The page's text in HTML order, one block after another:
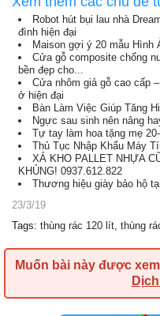
Robot hút bụi lau nhà
đình hiện đại
Maison gợi ý 20 mẫu Hình
Cửa gỗ composite chống
bền đẹp cho...
Cửa nhôm giả gỗ cao cấp
ở hiện đại
Bàn Làm Việc Giúp Tăng
Ngực sau sinh nên nâng
Tự tay làm hoa tặng mẹ
Thủ Tục Nhập Khẩu Máy
XẢ KHO PALLET NHỰA
KHỦNG! 0937.612.822
Thương hiệu giày bảo hộ
23/3/19
Tags: thùng rác 120 lít thùng
Muốn bài này được